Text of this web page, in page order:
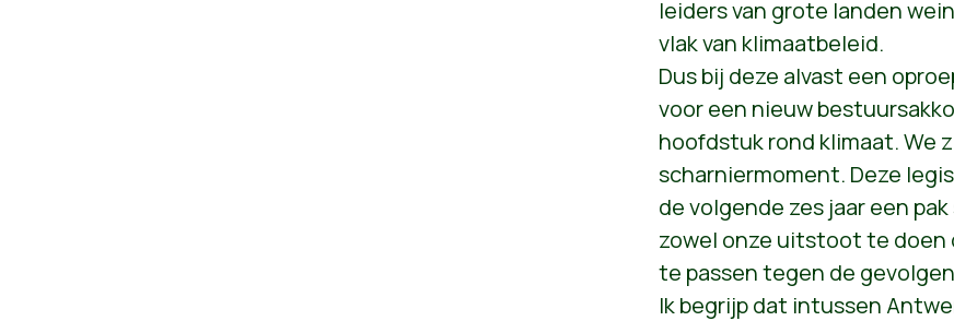
leiders van grote landen
vlak van klimaatbeleid.
Dus bij deze alvast een
voor een nieuw
hoofdstuk rond klimaat. We
scharniermoment. Deze
de volgende zes jaar een
zowel onze uitstoot te doen
te passen tegen de
Ik begrijp dat intussen